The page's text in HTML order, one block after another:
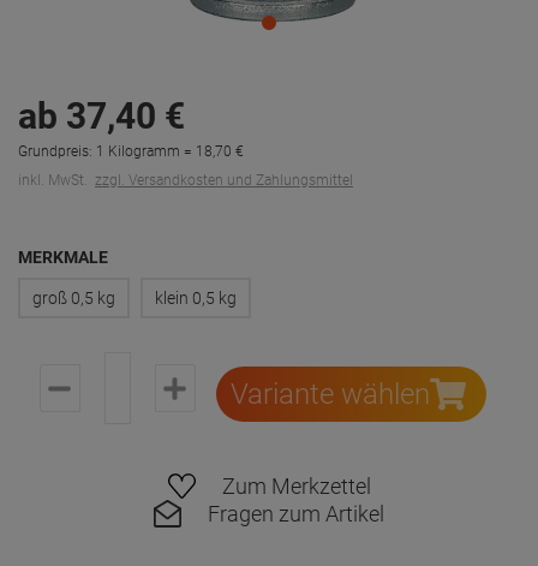
ab 37,40 €
Grundpreis: 1 Kilogramm = 18,70 €
inkl. MwSt. zzgl. Versandkosten und Zahlungsmittel
MERKMALE
groß 0,5 kg klein 0,5 kg
Variante wählen
Zum Merkzettel
Fragen zum Artikel